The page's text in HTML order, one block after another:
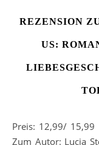
REZENSION
US:
Preis: 12,99/ 15,99 Länge: 367 Erschienen: 26. Juni 2025
Zum Autor: Lucia